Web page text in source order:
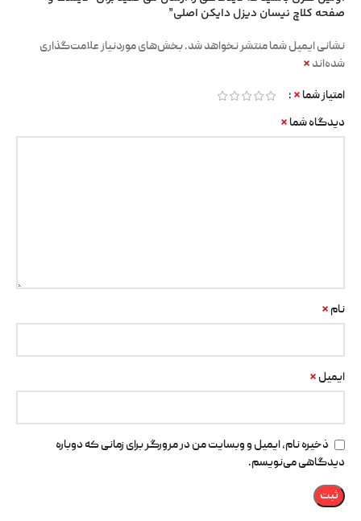
صفحه کلاچ نیسان دیزل دایکن اصلی”
نشانی ایمیل شما منتشر نخواهد شد.بخش‌های موردنیاز علامت‌گذاری
شده‌اند *
امتیاز شما *
دیدگاه شما *
نام *
ایمیل *
ذخیره نام، ایمیل و وبسایت من در مرورگر برای زمانی که دوباره
دیدگاهی می‌نویسم.